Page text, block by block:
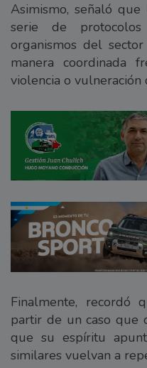
Asimismo, señaló
serie de
organismos del
manera coordinada
violencia o vulneración
Finalmente, recordó
partir de un caso que
que su espíritu
similares vuelvan a